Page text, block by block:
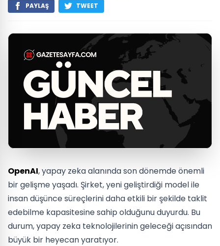
PAYLAŞ TWEET
OpenAI, yapay zeka alanında son dönemde önemli
bir gelişme yaşadı. Şirket, yeni geliştirdiği model ile
insan düşünce süreçlerini daha etkili bir şekilde taklit
edebilme kapasitesine sahip olduğunu duyurdu. Bu
durum, yapay zeka teknolojilerinin geleceği açısından
büyük bir heyecan yaratıyor.